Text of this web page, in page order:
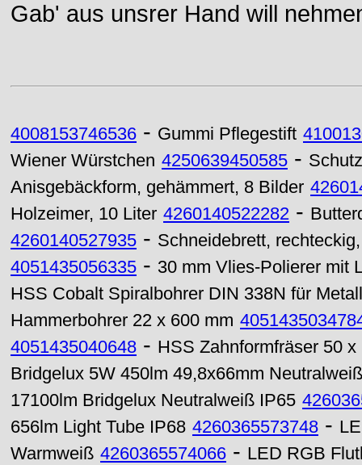
Gab' aus unsrer Hand will
4008153746536 - Gummi Pflegestift
Wiener Würstchen 4250639450585 -
Anisgebäckform, gehämmert, 8 Bilder
Holzeimer, 10 Liter 4260140522282 -
4260140527935 - Schneidebrett,
4051435056335 - 30 mm Vlies-Polierer mit
HSS Cobalt Spiralbohrer DIN 338N für
Hammerbohrer 22 x 600 mm
4051435040648 - HSS Zahnformfräser 50
Bridgelux 5W 450lm 49,8x66mm Neutralweiß
17100lm Bridgelux Neutralweiß IP65
656lm Light Tube IP68 4260365573748 -
Warmweiß 4260365574066 - LED RGB